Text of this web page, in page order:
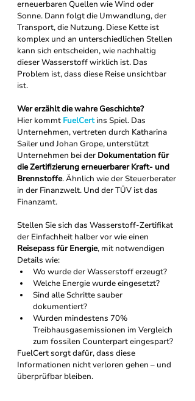
erneuerbaren Quellen wie Wind oder
Sonne. Dann folgt die Umwandlung, der
Transport, die Nutzung. Diese Kette ist
komplex und an unterschiedlichen Stellen
kann sich entscheiden, wie nachhaltig
dieser Wasserstoff wirklich ist. Das
Problem ist, dass diese Reise unsichtbar
ist.
Wer erzählt die wahre Geschichte?
Hier kommt FuelCert ins Spiel. Das
Unternehmen, vertreten durch Katharina
Sailer und Johan Grope, unterstützt
Unternehmen bei der Dokumentation für
die Zertifizierung erneuerbarer Kraft- und
Brennstoffe. Ähnlich wie der Steuerberater
in der Finanzwelt. Und der TÜV ist das
Finanzamt.
Stellen Sie sich das Wasserstoff-Zertifikat
der Einfachheit halber vor wie einen
Reisepass für Energie, mit notwendigen
Details wie:
Wo wurde der Wasserstoff erzeugt?
Welche Energie wurde eingesetzt?
Sind alle Schritte sauber
dokumentiert?
Wurden mindestens 70%
Treibhausgasemissionen im Vergleich
zum fossilen Counterpart eingespart?
FuelCert sorgt dafür, dass diese
Informationen nicht verloren gehen – und
überprüfbar bleiben.